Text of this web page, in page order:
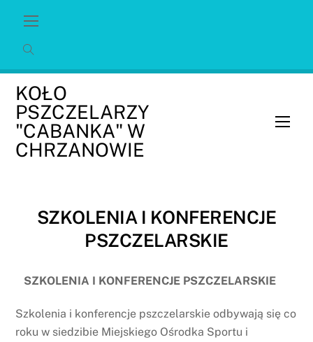
content
Menu
KOŁO
PSZCZELARZY
"CABANKA" W
CHRZANOWIE
SZKOLENIA I KONFERENCJE
PSZCZELARSKIE
SZKOLENIA I KONFERENCJE PSZCZELARSKIE
Szkolenia i konferencje pszczelarskie odbywają się co
roku w siedzibie Miejskiego Ośrodka Sportu i